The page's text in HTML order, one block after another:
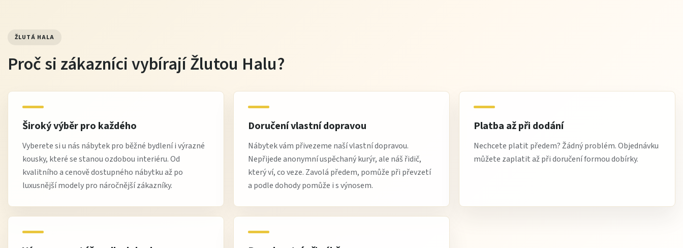
ŽLUTÁ HALA
Proč si zákazníci vybírají Žlutou Halu?
Široký výběr pro každého
Vyberete si u nás nábytek pro běžné bydlení i výrazné
kousky, které se stanou ozdobou interiéru. Od
kvalitního a cenově dostupného nábytku až po
luxusnější modely pro náročnější zákazníky.
Doručení vlastní dopravou
Nábytek vám přivezeme naší vlastní dopravou.
Nepřijede anonymní uspěchaný kurýr, ale náš řidič,
který ví, co veze. Zavolá předem, pomůže při převzetí
a podle dohody pomůže i s výnosem.
Platba až při dodání
Nechcete platit předem? Žádný problém. Objednávku
můžete zaplatit až při doručení formou dobírky.